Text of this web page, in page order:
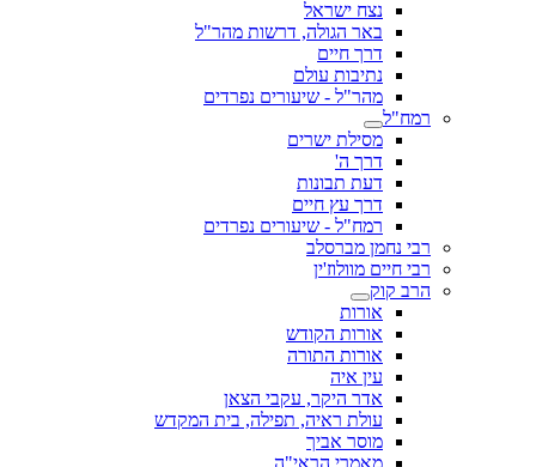
נצח ישראל
באר הגולה, דרשות מהר"ל
דרך חיים
נתיבות עולם
מהר"ל - שיעורים נפרדים
רמח"ל
מסילת ישרים
דרך ה'
דעת תבונות
דרך עץ חיים
רמח"ל - שיעורים נפרדים
רבי נחמן מברסלב
רבי חיים מוולוז'ין
הרב קוק
אורות
אורות הקודש
אורות התורה
עין איה
אדר היקר, עקבי הצאן
עולת ראיה, תפילה, בית המקדש
מוסר אביך
מאמרי הראי"ה